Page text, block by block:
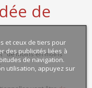
de
"de moins en moins"
et ceux de tiers pour
des publicités liées à
de navigation.
utilisation, appuyez sur